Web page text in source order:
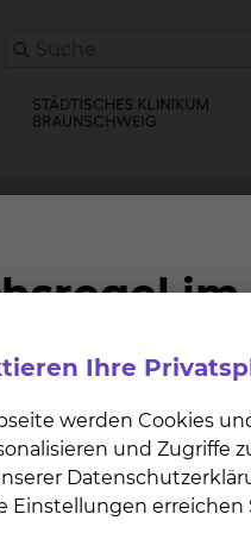
& Besucher
und
Medikamentöse
Palliativmedizin
Ihre
werden Cookies
und Zugriffe
Einstellungen